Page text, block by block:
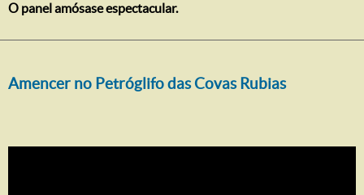
O panel amósase espectacular.
Amencer no Petróglifo das Covas Rubias